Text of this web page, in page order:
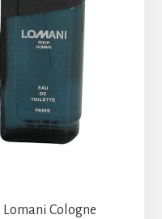
Lomani Cologne